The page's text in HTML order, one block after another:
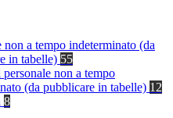
non a tempo indeterminato (da
in tabelle) 55
non a tempo
(da pubblicare in tabelle) 12
8